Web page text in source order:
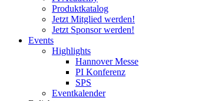
Produktkatalog
Jetzt Mitglied werden!
Jetzt Sponsor werden!
Events
Highlights
Hannover Messe
PI Konferenz
SPS
Eventkalender